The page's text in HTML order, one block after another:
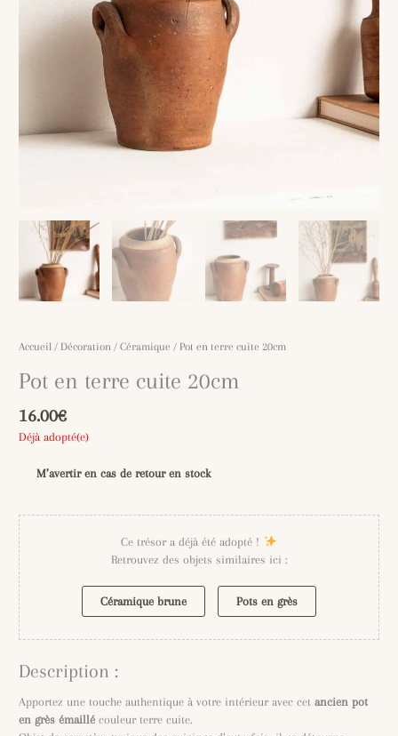
Accueil / Décoration /Céramique / Pot en terre cuite 20cm
Pot en terre cuite 20cm
16.00€
Déjà adopté(e)
M’avertir en cas de retour en stock
Ce trésor a déjà été adopté !
Retrouvez des objets similaires ici :
Céramique brune Pots en grès
Description :
Apportez une touche authentique à votre intérieur avec cetancien pot
en grès émaillé couleur terre cuite.